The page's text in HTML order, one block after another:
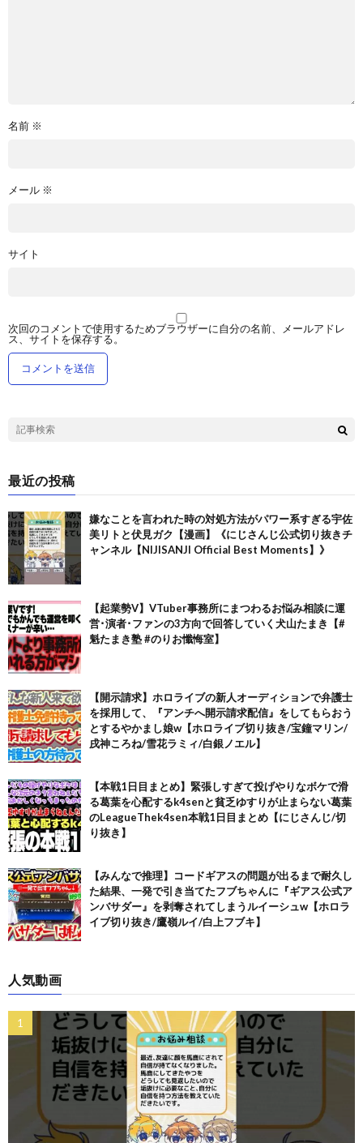
名前 ※
メール ※
サイト
次回のコメントで使用するためブラウザーに自分の名前、メールアドレ
ス、サイトを保存する。
最近の投稿
嫌なことを言われた時の対処方法がパワー系すぎる宇佐
美リトと伏見ガク【漫画】《にじさんじ公式切り抜きチ
ャンネル【NIJISANJI Official Best Moments】》
【起業勢V】VTuber事務所にまつわるお悩み相談に運
営･演者･ファンの3方向で回答していく犬山たまき【#
魁たまき塾 #のりお懺悔室】
【開示請求】ホロライブの新人オーディションで弁護士
を採用して、『アンチへ開示請求配信』をしてもらおう
とするやかまし娘w【ホロライブ切り抜き/宝鐘マリン/
戌神ころね/雪花ラミィ/白銀ノエル】
【本戦1日目まとめ】緊張しすぎて投げやりなボケで滑
る葛葉を心配するk4senと貧乏ゆすりが止まらない葛葉
のLeagueThek4sen本戦1日目まとめ【にじさんじ/切
り抜き】
【みんなで推理】コードギアスの問題が出るまで耐久し
た結果、一発で引き当てたフブちゃんに『ギアス公式ア
ンバサダー』を剥奪されてしまうルイーシュw【ホロラ
イブ切り抜き/鷹嶺ルイ/白上フブキ】
人気動画